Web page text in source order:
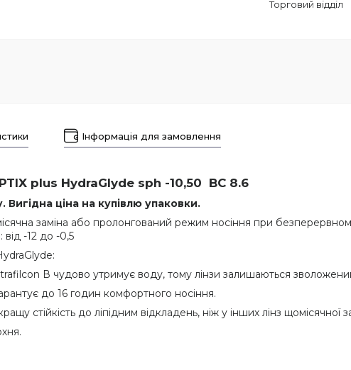
Торговий відділ
Інформація для замовлення
plus HydraGlyde sph -10,50 BC 8.6
Вигідна ціна на купівлю упаковки.
заміна або пролонгований режим носіння при
від -12 до -0,5
В чудово утримує воду, тому лінзи залишаються
до 16 годин комфортного носіння.
стійкість до ліпідним відкладень, ніж у інших лінз щомісячної